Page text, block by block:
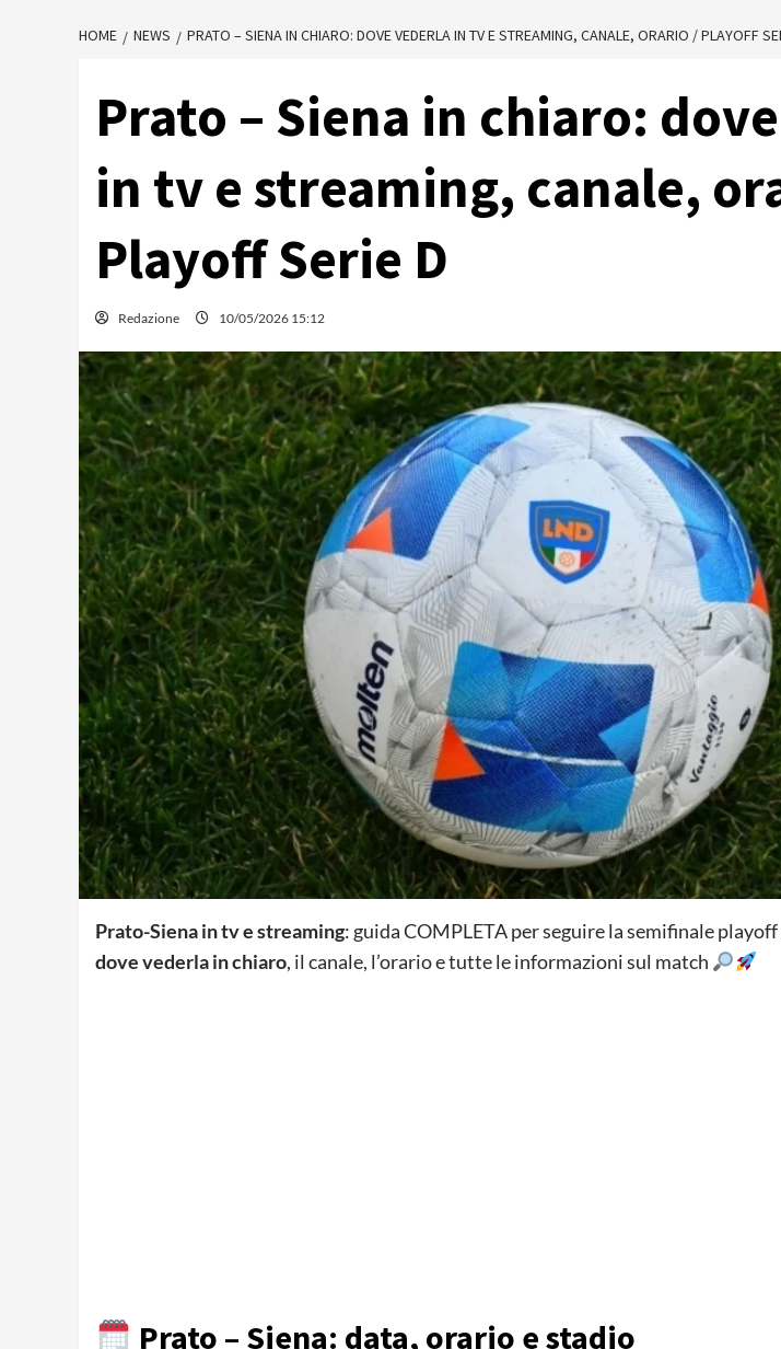
HOME NEWS PRATO – SIENA IN CHIARO: DOVE VEDERLA IN TV E STREAMING, CANALE, ORARIO / PLAYOFF
Prato – Siena in chiaro:
in tv e streaming, canale,
Playoff Serie D
Redazione 10/05/2026 15:12
Prato-Siena in tv e streaming: guida COMPLETA per seguire la semifinale playoff
dove vederla in chiaro, il canale, l’orario e tutte le informazioni sul match
Prato – Siena: data, orario e stadio